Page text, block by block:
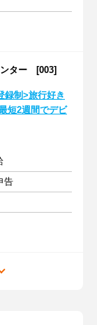
ター [003]
録制>旅行好き
短2週間でデビ
告